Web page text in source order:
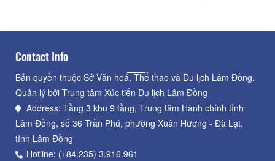
Contact Info
Bản quyền thuộc Sở Văn hoá, Thể thao và Du lịch Lâm Đồng.
Quản lý bởi Trung tâm Xúc tiến Du lịch Lâm Đồng
Address: Tầng 3 khu 9 tầng, Trung tâm Hành chính tỉnh
Lâm Đồng, số 36 Trần Phú, phường Xuân Hương - Đà Lạt,
tỉnh Lâm Đồng
Hotline: (+84.235) 3.916.961